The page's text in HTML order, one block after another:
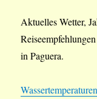
Aktuelles Wetter,
in Paguera.
Wassertemperaturen